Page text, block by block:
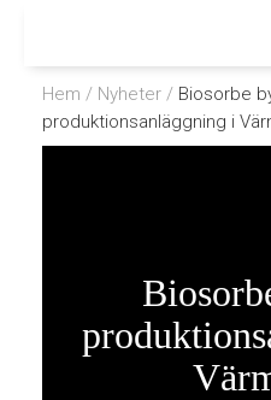
Hem / Nyheter / Biosorbe
produktionsanläggning i